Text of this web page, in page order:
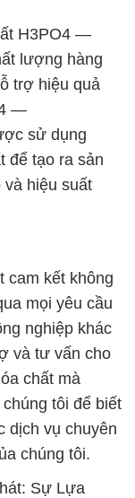
H3PO4 —
lượng hàng
trợ hiệu quả
—
sử dụng
để tạo ra sản
hiệu suất
cam kết không
mọi yêu cầu
nghiệp khác
và tư vấn cho
chất mà
tôi để biết
dịch vụ chuyên
chúng tôi.
Sự Lựa